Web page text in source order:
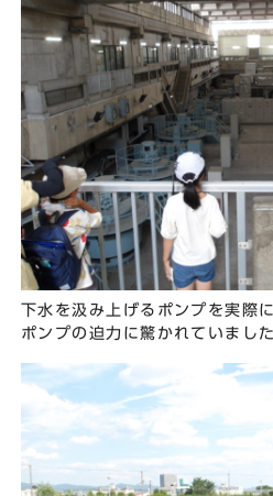
下水を汲み上げるポンプを実際
ポンプの迫力に驚かれていました